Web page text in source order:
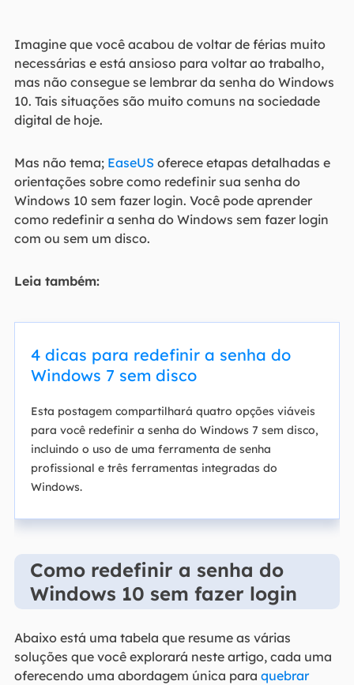
Imagine que você acabou de voltar de férias muito
necessárias e está ansioso para voltar ao trabalho,
mas não consegue se lembrar da senha do Windows
10. Tais situações são muito comuns na sociedade
digital de hoje.
Mas não tema; EaseUS oferece etapas detalhadas e
orientações sobre como redefinir sua senha do
Windows 10 sem fazer login. Você pode aprender
como redefinir a senha do Windows sem fazer login
com ou sem um disco.
Leia também:
4 dicas para redefinir a senha do
Windows 7 sem disco
Esta postagem compartilhará quatro opções viáveis
para você redefinir a senha do Windows 7 sem disco,
incluindo o uso de uma ferramenta de senha
profissional e três ferramentas integradas do
Windows.
Como redefinir a senha do
Windows 10 sem fazer login
Abaixo está uma tabela que resume as várias
soluções que você explorará neste artigo, cada uma
oferecendo uma abordagem única para quebrar